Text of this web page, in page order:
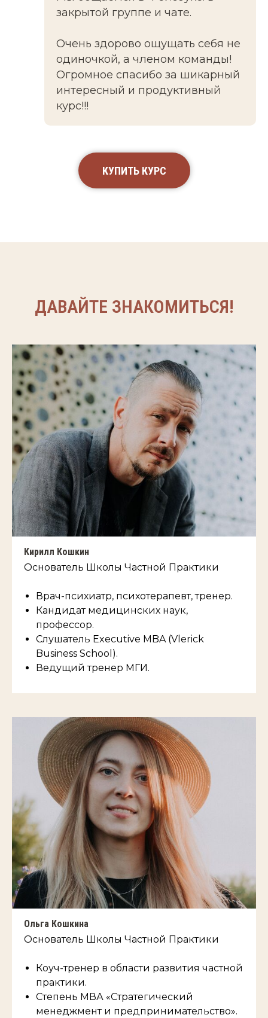
закрытой группе и чате.
Очень здорово ощущать себя не
одиночкой, а членом команды!
Огромное спасибо за шикарный
интересный и продуктивный
курс!!!
КУПИТЬ КУРС
ДАВАЙТЕ ЗНАКОМИТЬСЯ!
Кирилл Кошкин
Основатель Школы Частной Практики
Врач-психиатр, психотерапевт, тренер.
Кандидат медицинских наук,
профессор.
Слушатель Executive MBA (Vlerick
Business School).
Ведущий тренер МГИ.
Ольга Кошкина
Основатель Школы Частной Практики
Коуч-тренер в области развития частной
практики.
Степень МВА «Стратегический
менеджмент и предпринимательство».